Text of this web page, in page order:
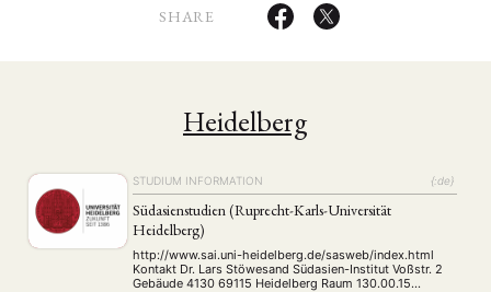
SHARE
Heidelberg
STUDIUM INFORMATION {:de}
Südasienstudien (Ruprecht-Karls-Universität
Heidelberg)
http://www.sai.uni-heidelberg.de/sasweb/index.html
Kontakt Dr. Lars Stöwesand Südasien-Institut Voßstr. 2
Gebäude 4130 69115 Heidelberg Raum 130.00.15